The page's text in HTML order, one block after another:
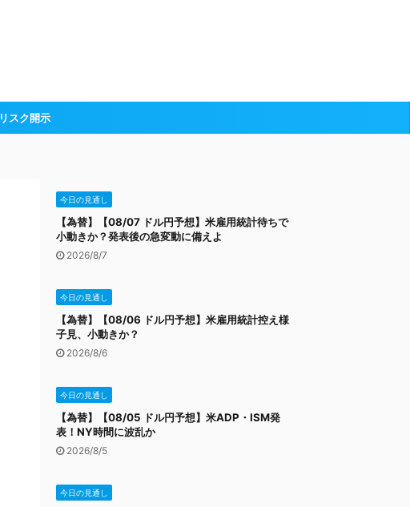
リスク開示
今日の見通し
【為替】【08/07 ドル円予想】米雇用統計待ちで
小動きか？発表後の急変動に備えよ
2026/8/7
今日の見通し
【為替】【08/06 ドル円予想】米雇用統計控え様
子見、小動きか？
2026/8/6
今日の見通し
【為替】【08/05 ドル円予想】米ADP・ISM発
表！NY時間に波乱か
2026/8/5
今日の見通し